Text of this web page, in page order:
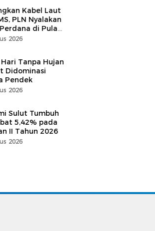
Kabel Laut
PLN Nyalakan
di Pulau
Desa Berlistrik
2026
Hari Tanpa Hujan
Didominasi
Pendek
2026
Sulut Tumbuh
5,42% pada
II Tahun 2026
2026